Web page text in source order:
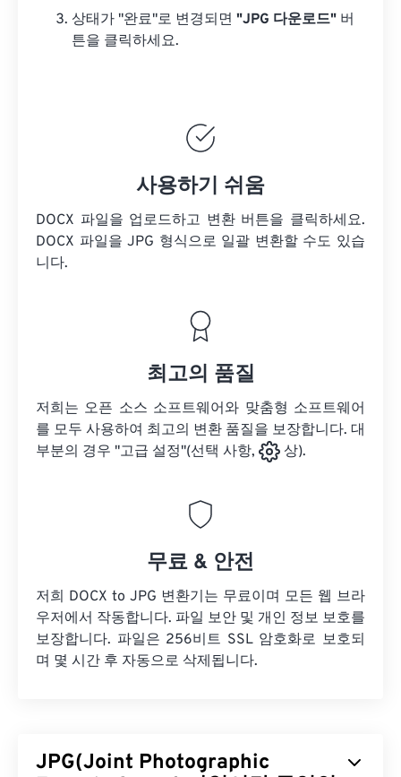
상태가 "완료"로 변경되면 "JPG 다운로드" 버
튼을 클릭하세요.
사용하기 쉬움
DOCX 파일을 업로드하고 변환 버튼을 클릭하세요.
DOCX 파일을 JPG 형식으로 일괄 변환할 수도 있습
니다.
최고의 품질
저희는 오픈 소스 소프트웨어와 맞춤형 소프트웨어
를 모두 사용하여 최고의 변환 품질을 보장합니다. 대
부분의 경우 "고급 설정"(선택 사항,
상).
무료 & 안전
저희 DOCX to JPG 변환기는 무료이며 모든 웹 브라
우저에서 작동합니다. 파일 보안 및 개인 정보 보호를
보장합니다. 파일은 256비트 SSL 암호화로 보호되
며 몇 시간 후 자동으로 삭제됩니다.
JPG(Joint Photographic